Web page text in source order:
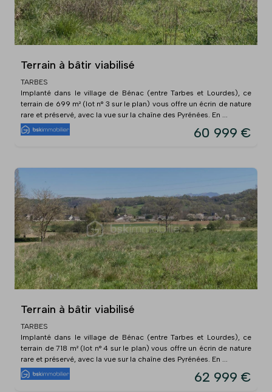
Terrain à bâtir viabilisé
TARBES
Implanté dans le village de Bénac (entre Tarbes et Lourdes), ce
terrain de 699 m² (lot n° 3 sur le plan) vous offre un écrin de nature
rare et préservé, avec la vue sur la chaîne des Pyrénées. En ...
60 999 €
Terrain à bâtir viabilisé
TARBES
Implanté dans le village de Bénac (entre Tarbes et Lourdes), ce
terrain de 718 m² (lot n° 4 sur le plan) vous offre un écrin de nature
rare et préservé, avec la vue sur la chaîne des Pyrénées. En ...
62 999 €